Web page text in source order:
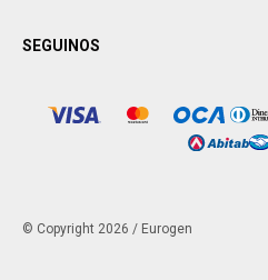
SEGUINOS
© Copyright 2026 / Eurogen